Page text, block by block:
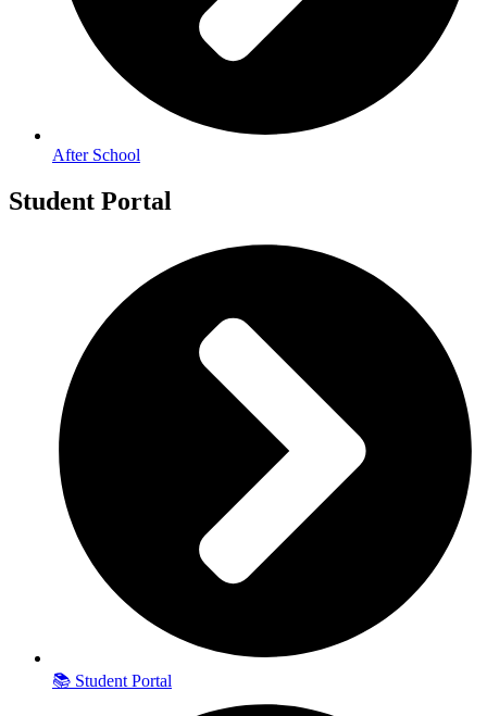
After School
Student Portal
📚 Student Portal